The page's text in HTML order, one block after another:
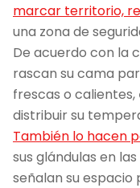
marcar territorio,
una zona de
De acuerdo con la
rascan su cama
frescas o calientes,
distribuir su
También lo hacen
sus glándulas en
señalan su espacio